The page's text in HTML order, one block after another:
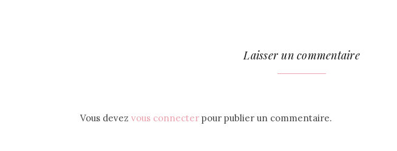
Laisser un commentaire
Vous devez vous connecter pour publier un commentaire.